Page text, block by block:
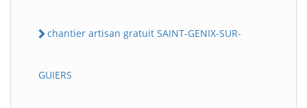
chantier artisan gratuit SAINT-GENIX-SUR-
GUIERS